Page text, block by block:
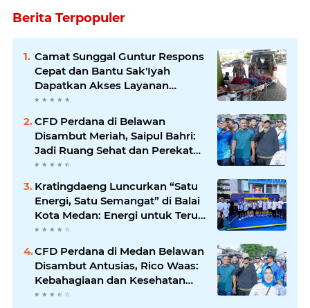
Berita Terpopuler
Camat Sunggal Guntur Respons
Cepat dan Bantu Sak'Iyah
Dapatkan Akses Layanan
Kesehatan
CFD Perdana di Belawan
Disambut Meriah, Saipul Bahri:
Jadi Ruang Sehat dan Perekat
Kebersamaan Warga Medan
Kratingdaeng Luncurkan “Satu
Energi, Satu Semangat” di Balai
Kota Medan: Energi untuk Terus
Bergerak Maju
CFD Perdana di Medan Belawan
Disambut Antusias, Rico Waas:
Kebahagiaan dan Kesehatan
Harus Hadir di Seluruh Penjuru